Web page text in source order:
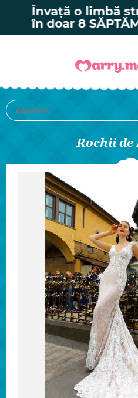
Rochii de